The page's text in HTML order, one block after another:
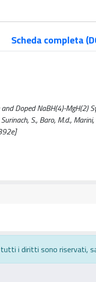
Scheda completa
Doped NaBH(4)-
S., Baro, M.d.,
i diritti sono riservati,